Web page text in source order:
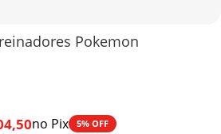
Pokemon
no Pix 5% OFF